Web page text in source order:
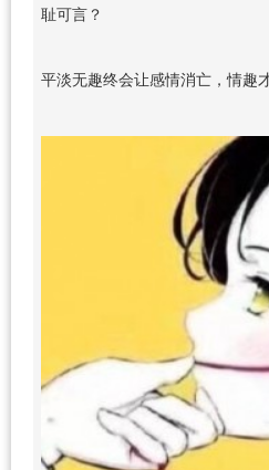
耻可言？
平淡无趣终会让感情消亡，情趣